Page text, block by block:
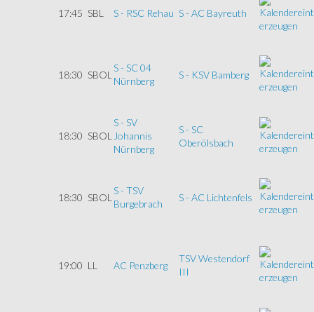
17:45 SBL S - RSC Rehau S - AC Bayreuth
18:30 SBOL
S - SC 04
Nürnberg
S - KSV Bamberg
18:30 SBOL
S - SV
Johannis
Nürnberg
S - SC
Oberölsbach
18:30 SBOL
S - TSV
Burgebrach
S - AC Lichtenfels
19:00 LL AC Penzberg
TSV Westendorf
III